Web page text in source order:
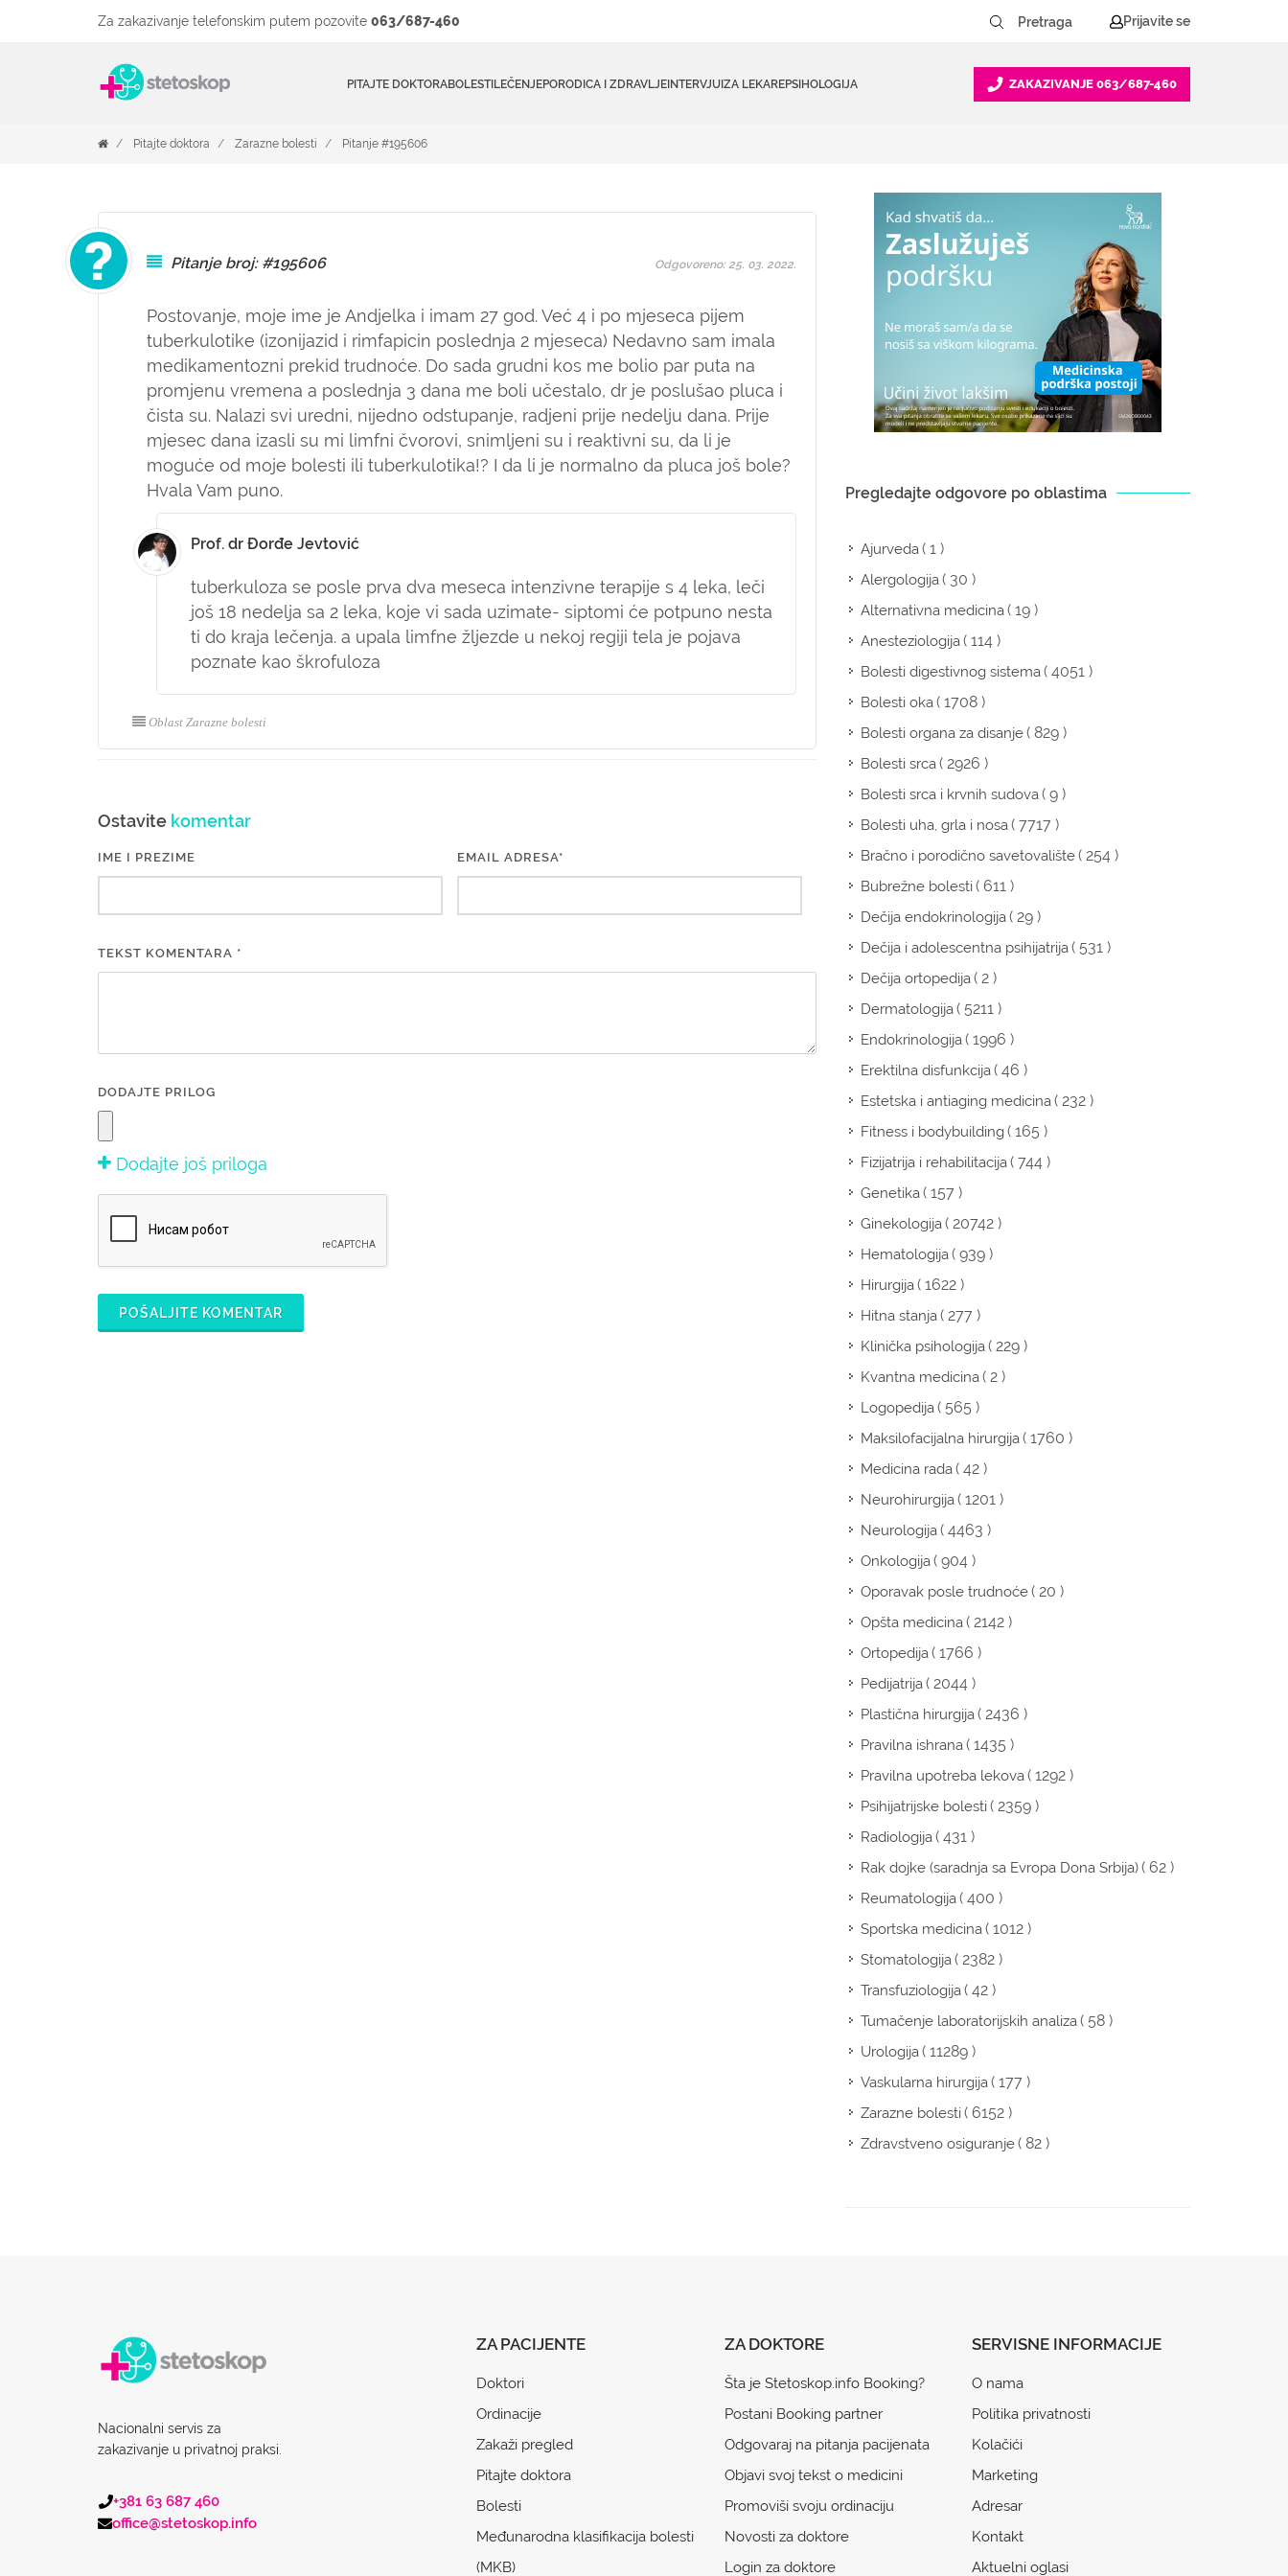
Za zakazivanje telefonskim putem pozovite 063/687-460 Prijavite se
PITAJTE DOKTORABOLESTILEČENJEPORODICA I ZDRAVLJEINTERVJUIZA LEKAREPSIHOLOGIJA ZAKAZIVANJE 063/687-460
Pitajte doktora Zarazne bolesti Pitanje #195606
Pitanje broj: #195606
Postovanje, moje ime je Andjelka i imam 27 god. Već 4 i po mjeseca pijem
tuberkulotike (izonijazid i rimfapicin poslednja 2 mjeseca) Nedavno sam imala
medikamentozni prekid trudnoće. Do sada grudni kos me bolio par puta na
promjenu vremena a poslednja 3 dana me boli učestalo, dr je poslušao pluca i
čista su. Nalazi svi uredni, nijedno odstupanje, radjeni prije nedelju dana. Prije
mjesec dana izasli su mi limfni čvorovi, snimljeni su i reaktivni su, da li je
moguće od moje bolesti ili tuberkulotika!? I da li je normalno da pluca još bole?
Hvala Vam puno.
Odgovoreno: 25. 03. 2022.
Prof. dr Đorđe Jevtović
tuberkuloza se posle prva dva meseca intenzivne terapije s 4 leka, leči
još 18 nedelja sa 2 leka, koje vi sada uzimate- siptomi će potpuno nesta
ti do kraja lečenja. a upala limfne žljezde u nekoj regiji tela je pojava
poznate kao škrofuloza
Oblast Zarazne bolesti
Ostavite komentar
IME I PREZIME EMAIL ADRESA*
TEKST KOMENTARA *
DODAJTE PRILOG
Dodajte još priloga
POŠALJITE KOMENTAR
Pregledajte odgovore po oblastima
Ajurveda( 1 )
Alergologija( 30 )
Alternativna medicina( 19 )
Anesteziologija( 114 )
Bolesti digestivnog sistema( 4051 )
Bolesti oka( 1708 )
Bolesti organa za disanje( 829 )
Bolesti srca( 2926 )
Bolesti srca i krvnih sudova( 9 )
Bolesti uha, grla i nosa( 7717 )
Bračno i porodično savetovalište( 254 )
Bubrežne bolesti( 611 )
Dečija endokrinologija( 29 )
Dečija i adolescentna psihijatrija( 531 )
Dečija ortopedija( 2 )
Dermatologija( 5211 )
Endokrinologija( 1996 )
Erektilna disfunkcija( 46 )
Estetska i antiaging medicina( 232 )
Fitness i bodybuilding( 165 )
Fizijatrija i rehabilitacija( 744 )
Genetika( 157 )
Ginekologija( 20742 )
Hematologija( 939 )
Hirurgija( 1622 )
Hitna stanja( 277 )
Klinička psihologija( 229 )
Kvantna medicina( 2 )
Logopedija( 565 )
Maksilofacijalna hirurgija( 1760 )
Medicina rada( 42 )
Neurohirurgija( 1201 )
Neurologija( 4463 )
Onkologija( 904 )
Oporavak posle trudnoće( 20 )
Opšta medicina( 2142 )
Ortopedija( 1766 )
Pedijatrija( 2044 )
Plastična hirurgija( 2436 )
Pravilna ishrana( 1435 )
Pravilna upotreba lekova( 1292 )
Psihijatrijske bolesti( 2359 )
Radiologija( 431 )
Rak dojke (saradnja sa Evropa Dona Srbija)( 62 )
Reumatologija( 400 )
Sportska medicina( 1012 )
Stomatologija( 2382 )
Transfuziologija( 42 )
Tumačenje laboratorijskih analiza( 58 )
Urologija( 11289 )
Vaskularna hirurgija( 177 )
Zarazne bolesti( 6152 )
Zdravstveno osiguranje( 82 )
Nacionalni servis za
zakazivanje u privatnoj praksi.
+381 63 687 460
office@stetoskop.info
ZA PACIJENTE
Doktori
Ordinacije
Zakaži pregled
Pitajte doktora
Bolesti
Međunarodna klasifikacija bolesti
(MKB)
ZA DOKTORE
Šta je Stetoskop.info Booking?
Postani Booking partner
Odgovaraj na pitanja pacijenata
Objavi svoj tekst o medicini
Promoviši svoju ordinaciju
Novosti za doktore
Login za doktore
SERVISNE INFORMACIJE
O nama
Politika privatnosti
Kolačići
Marketing
Adresar
Kontakt
Aktuelni oglasi